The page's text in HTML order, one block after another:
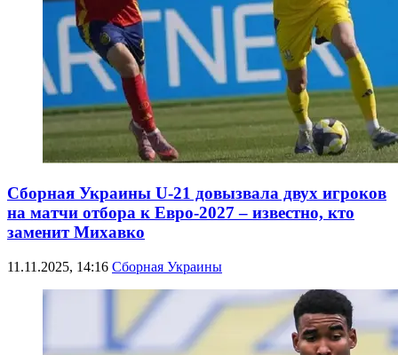
Сборная Украины U-21 довызвала двух игроков
на матчи отбора к Евро-2027 – известно, кто
заменит Михавко
11.11.2025, 14:16 Сборная Украины